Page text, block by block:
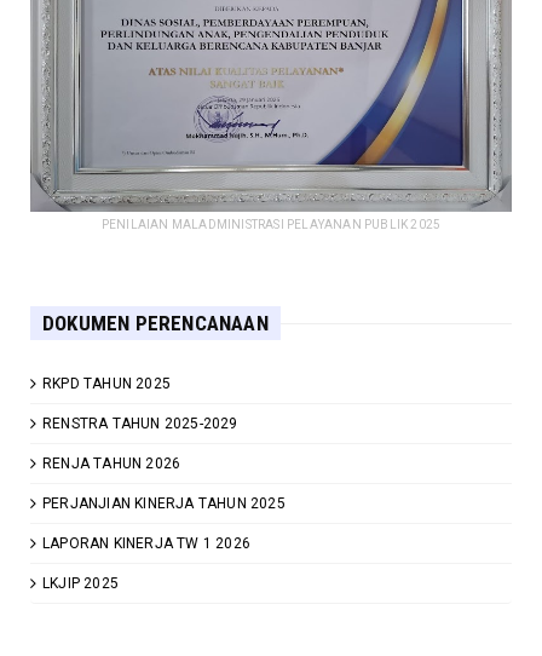
PENILAIAN MALADMINISTRASI PELAYANAN PUBLIK 2025
DOKUMEN PERENCANAAN
RKPD TAHUN 2025
RENSTRA TAHUN 2025-2029
RENJA TAHUN 2026
PERJANJIAN KINERJA TAHUN 2025
LAPORAN KINERJA TW 1 2026
LKJIP 2025